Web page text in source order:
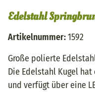
Edelstahl
Artikelnummer:1592
Große polierte
Die Edelstahl Kugel
und verfügt über eine